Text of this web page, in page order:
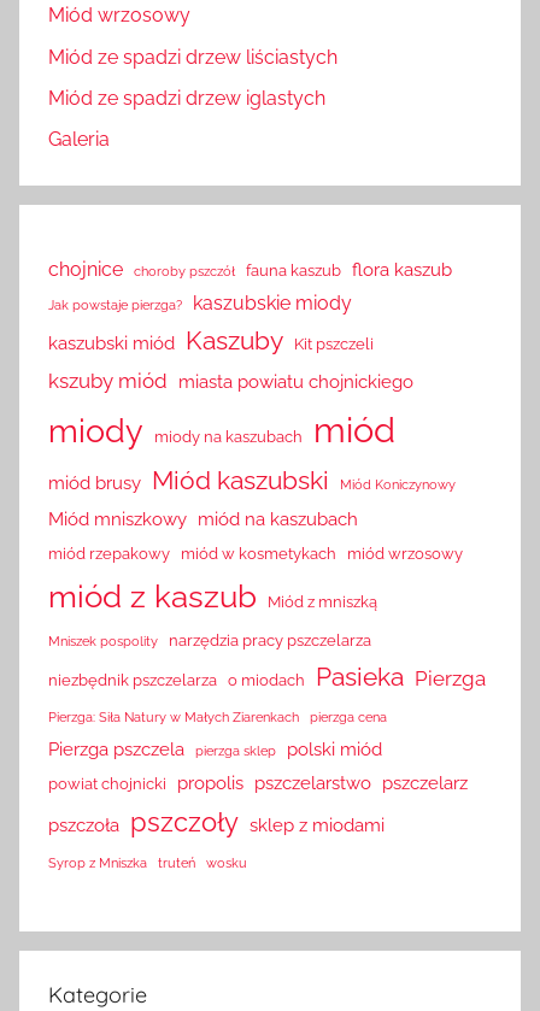
Miód wrzosowy
Miód ze spadzi drzew liściastych
Miód ze spadzi drzew iglastych
Galeria
chojnice choroby pszczół fauna kaszub flora kaszub
Jak powstaje pierzga? kaszubskie miody
kaszubski miód Kaszuby Kit pszczeli
kszuby miód miasta powiatu chojnickiego
miody miody na kaszubach miód
miód brusy Miód kaszubski Miód Koniczynowy
Miód mniszkowy miód na kaszubach
miód rzepakowy miód w kosmetykach miód wrzosowy
miód z kaszub Miód z mniszką
Mniszek pospolity narzędzia pracy pszczelarza
niezbędnik pszczelarza o miodach Pasieka Pierzga
Pierzga: Siła Natury w Małych Ziarenkach pierzga cena
Pierzga pszczela pierzga sklep polski miód
powiat chojnicki propolis pszczelarstwo pszczelarz
pszczoła pszczoły sklep z miodami
Syrop z Mniszka truteń wosku
Kategorie